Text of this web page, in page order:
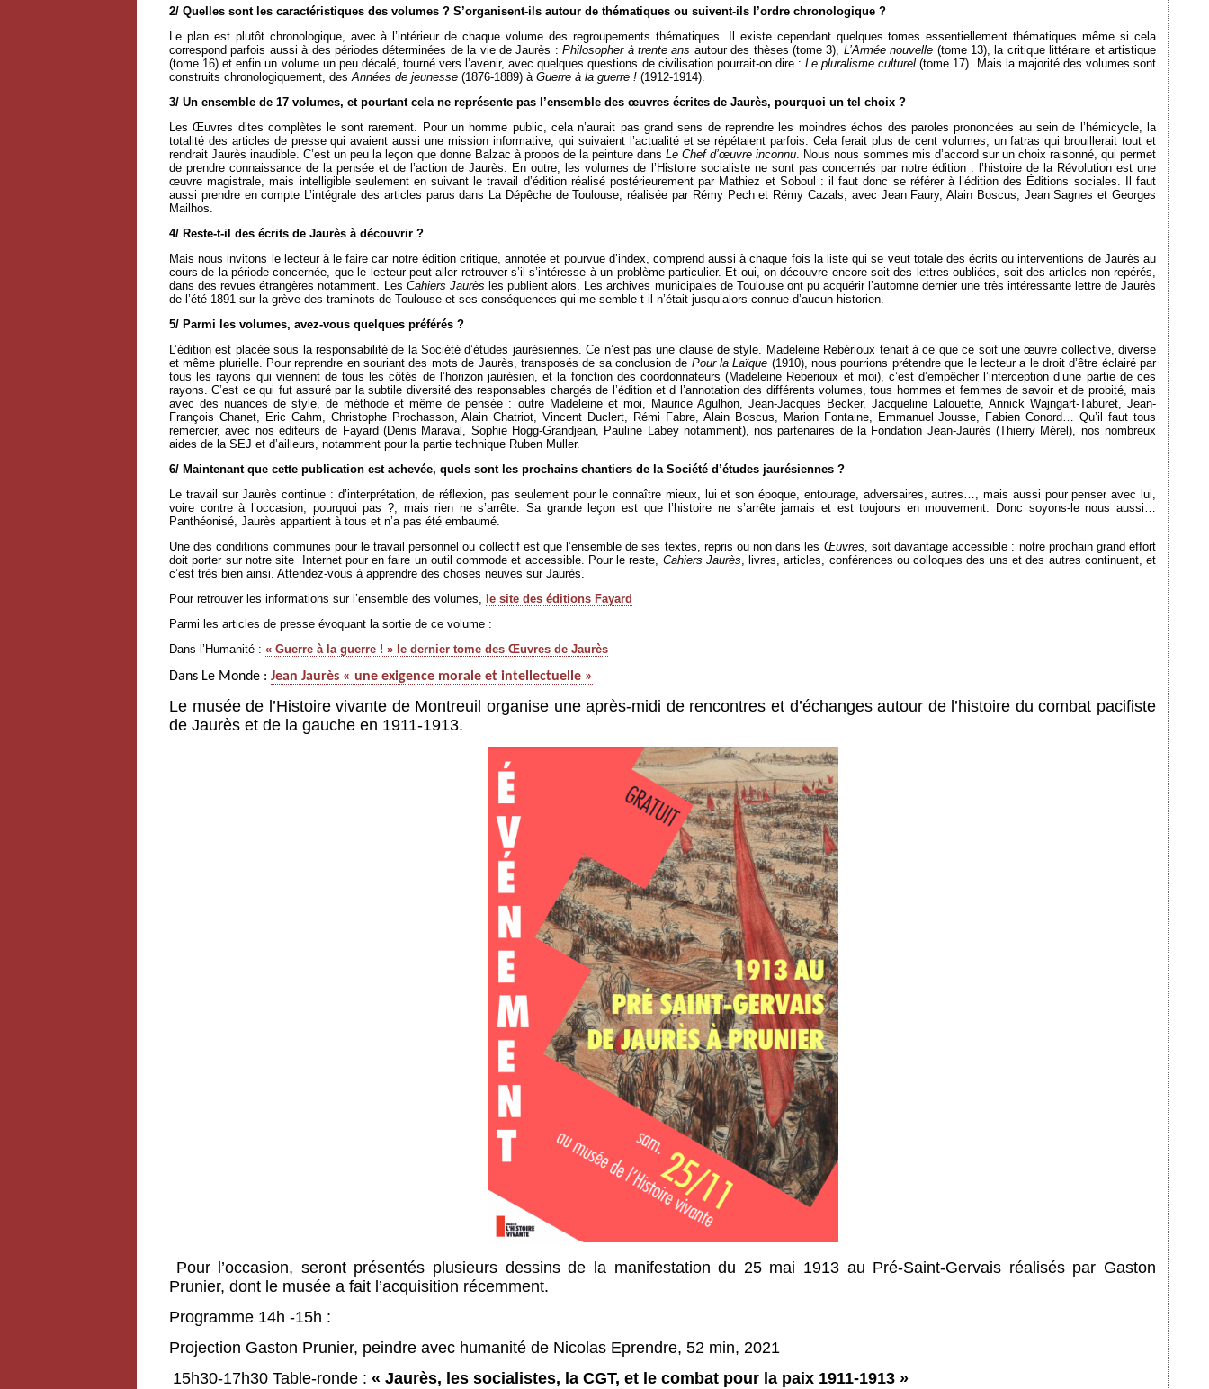
2/ Quelles sont les caractéristiques des volumes ? S’organisent-ils autour de thématiques ou suivent-ils l’ordre chronologique ?
Le plan est plutôt chronologique, avec à l’intérieur de chaque volume des regroupements thématiques. Il existe cependant quelques tomes essentiellement thématiques même si cela
correspond parfois aussi à des périodes déterminées de la vie de Jaurès :Philosopher à trente ans autour des thèses (tome 3), L’Armée nouvelle (tome 13), la critique littéraire et artistique
(tome 16) et enfin un volume un peu décalé, tourné vers l’avenir, avec quelques questions de civilisation pourrait-on dire :Le pluralisme culturel(tome 17). Mais la majorité des volumes sont
construits chronologiquement, desAnnées de jeunesse (1876-1889) à Guerre à la guerre ! (1912-1914).
3/ Un ensemble de 17 volumes, et pourtant cela ne représente pas l’ensemble des œuvres écrites de Jaurès, pourquoi un tel choix ?
Les Œuvres dites complètes le sont rarement. Pour un homme public, cela n’aurait pas grand sens de reprendre les moindres échos des paroles prononcées au sein de l’hémicycle, la
totalité des articles de presse qui avaient aussi une mission informative, qui suivaient l’actualité et se répétaient parfois. Cela ferait plus de cent volumes, un fatras qui brouillerait tout et
rendrait Jaurès inaudible. C’est un peu la leçon que donne Balzac à propos de la peinture dansLe Chef d’œuvre inconnu. Nous nous sommes mis d’accord sur un choix raisonné, qui permet
de prendre connaissance de la pensée et de l’action de Jaurès. En outre, les volumes de l’Histoire socialiste ne sont pas concernés par notre édition : l’histoire de la Révolution est une
œuvre magistrale, mais intelligible seulement en suivant le travail d’édition réalisé postérieurement par Mathiez et Soboul : il faut donc se référer à l’édition des Éditions sociales. Il faut
aussi prendre en compte L’intégrale des articles parus dans La Dépêche de Toulouse, réalisée par Rémy Pech et Rémy Cazals, avec Jean Faury, Alain Boscus, Jean Sagnes et Georges
Mailhos.
4/ Reste-t-il des écrits de Jaurès à découvrir ?
Mais nous invitons le lecteur à le faire car notre édition critique, annotée et pourvue d’index, comprend aussi à chaque fois la liste qui se veut totale des écrits ou interventions de Jaurès au
cours de la période concernée, que le lecteur peut aller retrouver s’il s’intéresse à un problème particulier. Et oui, on découvre encore soit des lettres oubliées, soit des articles non repérés,
dans des revues étrangères notamment. Les Cahiers Jaurès les publient alors. Les archives municipales de Toulouse ont pu acquérir l’automne dernier une très intéressante lettre de Jaurès
de l’été 1891 sur la grève des traminots de Toulouse et ses conséquences qui me semble-t-il n’était jusqu’alors connue d’aucun historien.
5/ Parmi les volumes, avez-vous quelques préférés ?
L’édition est placée sous la responsabilité de la Société d’études jaurésiennes. Ce n’est pas une clause de style. Madeleine Rebérioux tenait à ce que ce soit une œuvre collective, diverse
et même plurielle. Pour reprendre en souriant des mots de Jaurès, transposés de sa conclusion de Pour la Laïque (1910), nous pourrions prétendre que le lecteur a le droit d’être éclairé par
tous les rayons qui viennent de tous les côtés de l’horizon jaurésien, et la fonction des coordonnateurs (Madeleine Rebérioux et moi), c’est d’empêcher l’interception d’une partie de ces
rayons. C’est ce qui fut assuré par la subtile diversité des responsables chargés de l’édition et d l’annotation des différents volumes, tous hommes et femmes de savoir et de probité, mais
avec des nuances de style, de méthode et même de pensée : outre Madeleine et moi, Maurice Agulhon, Jean-Jacques Becker, Jacqueline Lalouette, Annick Wajngart-Taburet, Jean-
François Chanet, Eric Cahm, Christophe Prochasson, Alain Chatriot, Vincent Duclert, Rémi Fabre, Alain Boscus, Marion Fontaine, Emmanuel Jousse, Fabien Conord… Qu’il faut tous
remercier, avec nos éditeurs de Fayard (Denis Maraval, Sophie Hogg-Grandjean, Pauline Labey notamment), nos partenaires de la Fondation Jean-Jaurès (Thierry Mérel), nos nombreux
aides de la SEJ et d’ailleurs, notamment pour la partie technique Ruben Muller.
6/ Maintenant que cette publication est achevée, quels sont les prochains chantiers de la Société d’études jaurésiennes ?
Le travail sur Jaurès continue : d’interprétation, de réflexion, pas seulement pour le connaître mieux, lui et son époque, entourage, adversaires, autres…, mais aussi pour penser avec lui,
voire contre à l’occasion, pourquoi pas ?, mais rien ne s’arrête. Sa grande leçon est que l’histoire ne s’arrête jamais et est toujours en mouvement. Donc soyons-le nous aussi…
Panthéonisé, Jaurès appartient à tous et n’a pas été embaumé.
Une des conditions communes pour le travail personnel ou collectif est que l’ensemble de ses textes, repris ou non dans les Œuvres, soit davantage accessible : notre prochain grand effort
doit porter sur notre site
Internet pour en faire un outil commode et accessible. Pour le reste, Cahiers Jaurès, livres, articles, conférences ou colloques des uns et des autres continuent, et
c’est très bien ainsi. Attendez-vous à apprendre des choses neuves sur Jaurès.
Pour retrouver les informations sur l’ensemble des volumes, le site des éditions Fayard
Parmi les articles de presse évoquant la sortie de ce volume :
Dans l’Humanité : « Guerre à la guerre ! » le dernier tome des Œuvres de Jaurès
Dans Le Monde : Jean Jaurès « une exigence morale et intellectuelle »
Le musée de l’Histoire vivante de Montreuil organise une après-midi de rencontres et d’échanges autour de l’histoire du combat pacifiste
de Jaurès et de la gauche en 1911-1913.
Pour l’occasion, seront présentés plusieurs dessins de la manifestation du 25 mai 1913 au Pré-Saint-Gervais réalisés par Gaston
Prunier, dont le musée a fait l’acquisition récemment.
Programme 14h -15h :
Projection Gaston Prunier, peindre avec humanité de Nicolas Eprendre, 52 min, 2021
15h30-17h30 Table-ronde : « Jaurès, les socialistes, la CGT, et le combat pour la paix 1911-1913 »